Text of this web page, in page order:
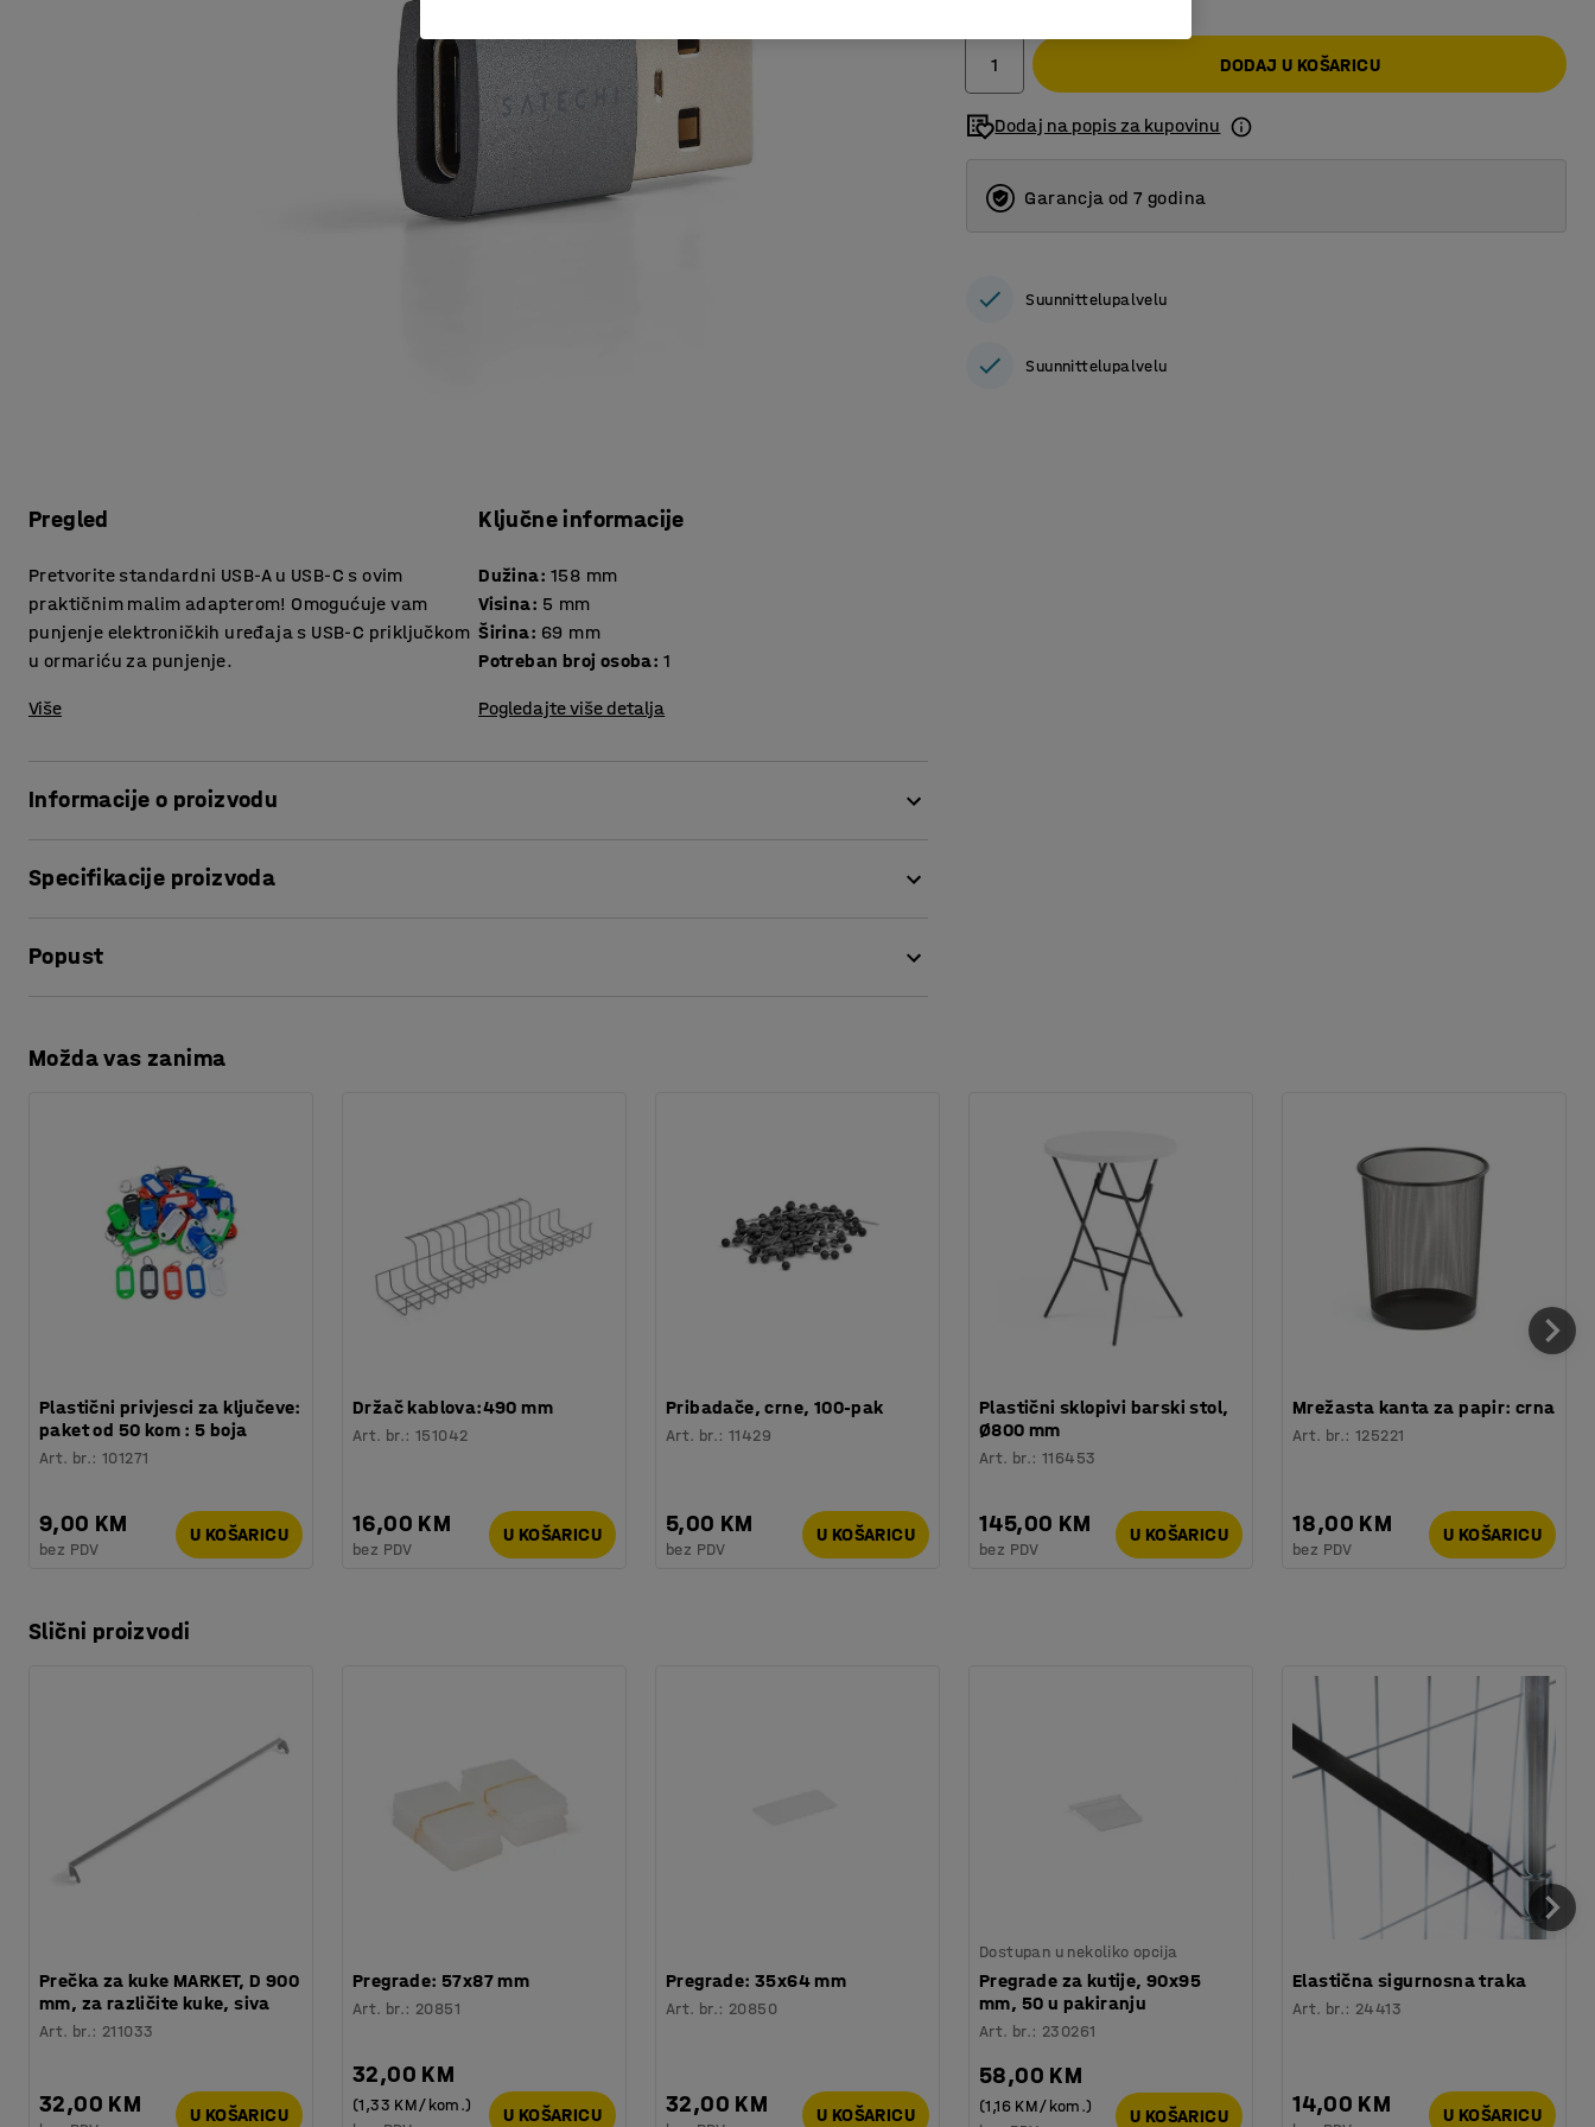
Pregled
Pretvorite standardni USB-A u USB-C s ovim
praktičnim malim adapterom! Omogućuje vam
punjenje elektroničkih uređaja s USB-C priključkom
u ormariću za punjenje.
Više
Ključne informacije
Dužina: 158 mm
Visina: 5 mm
Širina: 69 mm
Potreban broj osoba: 1
Pogledajte više detalja
Informacije o proizvodu
punjenje.
standardnu ​​USB utičnicu i spojite svoj konektor na novi USB-C priključak. Zahvaljujući kompaktnoj
Specifikacije proizvoda
Visina: 5
Procjena vremena :
Težina : 0,01 kg
Popust
Preuzmite upute za održavanjen
DODAJ U KOŠARICU
Dodaj na popis za kupovinu
Garancja od 7 godina
Suunnittelupalvelu
Suunnittelupalvelu
Možda vas zanima
Plastični privjesci za ključeve:
paket od 50 kom : 5 boja
Art. br.:101271
9,00 KM
bez PDV
U KOŠARICU
Držač kablova:490 mm
Art. br.:151042
16,00 KM
bez PDV
U KOŠARICU
Pribadače, crne, 100-pak
Art. br.:11429
5,00 KM
bez PDV
U KOŠARICU
Plastični sklopivi barski stol,
Ø800 mm
Art. br.:116453
145,00 KM
bez PDV
U KOŠARICU
Mrežasta kanta za papir: crna
Art. br.:125221
18,00 KM
bez PDV
U KOŠARICU
Slični proizvodi
Prečka za kuke MARKET, D 900
mm, za različite kuke, siva
Art. br.: 211033
32,00 KM U KOŠARICU
Pregrade: 57x87 mm
Art. br.: 20851
32,00 KM
(1,33 KM/kom.)
U KOŠARICU
Pregrade: 35x64 mm
Art. br.: 20850
32,00 KM U KOŠARICU
Dostupan u nekoliko opcija
Pregrade za kutije, 90x95
mm, 50 u pakiranju
Art. br.: 230261
58,00 KM
(1,16 KM/kom.)
U KOŠARICU
Elastična sigurnosna traka
Art. br.: 24413
14,00 KM U KOŠARICU